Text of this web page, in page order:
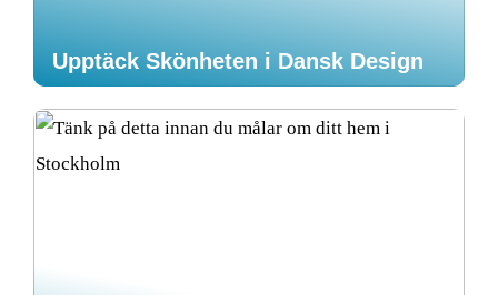
Upptäck Skönheten i Dansk Design